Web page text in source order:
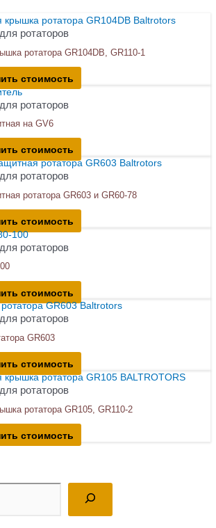
ротаторов
ротатора GR104DB, GR110-1
стоимость
ротаторов
на GV6
стоимость
ротаторов
ротатора GR603 и GR60-78
стоимость
ротаторов
стоимость
ротаторов
GR603
стоимость
ротаторов
ротатора GR105, GR110-2
стоимость